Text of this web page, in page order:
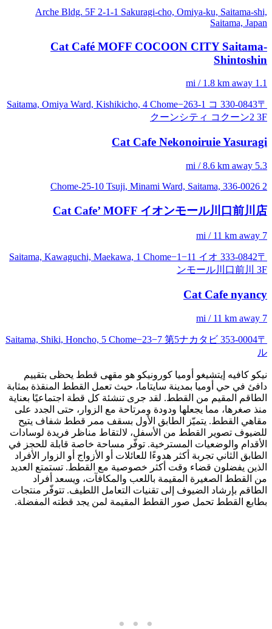
Arche Bldg. 5F 2-1-1 Sakuragi-cho, Omiya-ku, Saitama-shi,
Saitama, Japan
Cat Café MOFF COCOON CITY Saitama-
Shintoshin
1.1 mi / 1.8 km away
〒330-0843 Saitama, Omiya Ward, Kishikicho, 4 Chome−263-1 コ
クーンシティ コクーン2 3F
Cat Cafe Nekonoiruie Yasuragi
5.3 mi / 8.6 km away
2 Chome-25-10 Tsuji, Minami Ward, Saitama, 336-0026
Cat Cafe’ MOFF イオンモール川口前川店
7 mi / 11 km away
〒333-0842 Saitama, Kawaguchi, Maekawa, 1 Chome−1−11 イオ
ンモール川口前川 3F
Cat Cafe nyancy
7 mi / 11 km away
〒353-0004 Saitama, Shiki, Honcho, 5 Chome−23−7 第5ナカタビ
ル
نيكو كافيه إيتشيغو أوميا كورونيكو هو مقهى قطط يحظى بتقييم
دافئ في حي أوميا بمدينة سايتاما، حيث تعمل القطط المنقذة بمثابة
الطاقم المقيم من القطط. لقد جرى تنشئة كل قطة اجتماعيًا بعناية
منذ صغرها، مما يجعلها ودودة ومرتاحة مع الزوار، حتى الجدد على
مقاهي القطط. يتميّز الطابق الأول بسقف ممر قطط شفاف يتيح
للضيوف تصوير القطط من الأسفل، لالتقاط مناظر فريدة لوسادات
الأقدام والوضعيات المسترخية. توفّر مساحة خاصة قابلة للحجز في
الطابق الثاني تجربة أكثر هدوءًا للعائلات أو الأزواج أو الزوار الأفراد
الذين يفضلون قضاء وقت أكثر خصوصية مع القطط. تستمتع العديد
من القطط الصغيرة المقيمة باللعب والمكافآت، ويسعد أفراد
الطاقم بإرشاد الضيوف إلى تقنيات التعامل اللطيف. تتوفّر منتجات
بطابع القطط تحمل صور القطط المقيمة لمن يجد قطته المفضلة.